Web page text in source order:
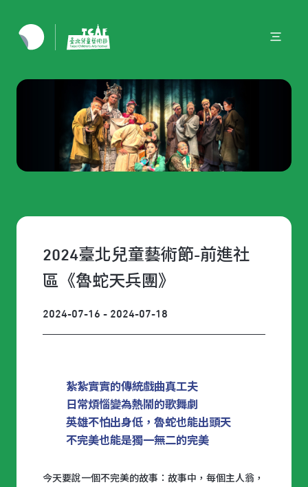
2024臺北兒童藝術節-前進社
區《魯蛇天兵團》
2024-07-16 - 2024-07-18
紮紮實實的傳統戲曲真工夫
日常煩惱變為熱鬧的歌舞劇
英雄不怕出身低，魯蛇也能出頭天
不完美也能是獨一無二的完美
今天要說一個不完美的故事：故事中，每個主人翁，